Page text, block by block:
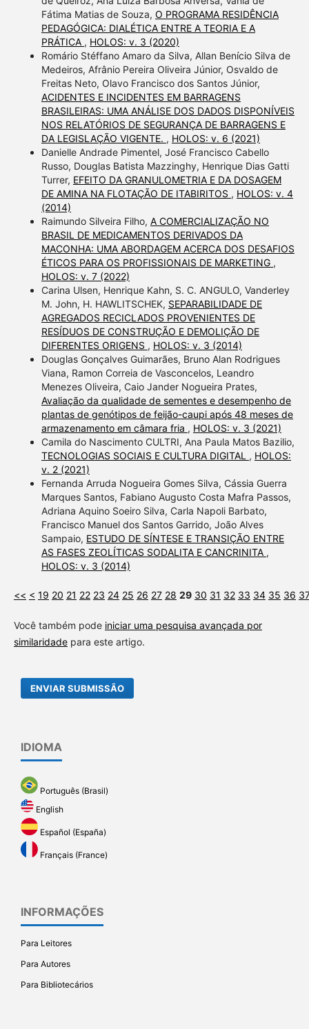
Fátima Matias de Souza, O PROGRAMA RESIDÊNCIA
PEDAGÓGICA: DIALÉTICA ENTRE A TEORIA E A
PRÁTICA , HOLOS: v. 3 (2020)
Romário Stéffano Amaro da Silva, Allan Benício Silva de
Medeiros, Afrânio Pereira Oliveira Júnior, Osvaldo de
Freitas Neto, Olavo Francisco dos Santos Júnior,
ACIDENTES E INCIDENTES EM BARRAGENS
BRASILEIRAS: UMA ANÁLISE DOS DADOS DISPONÍVEIS
NOS RELATÓRIOS DE SEGURANÇA DE BARRAGENS E
DA LEGISLAÇÃO VIGENTE. , HOLOS: v. 6 (2021)
Danielle Andrade Pimentel, José Francisco Cabello
Russo, Douglas Batista Mazzinghy, Henrique Dias Gatti
Turrer, EFEITO DA GRANULOMETRIA E DA DOSAGEM
DE AMINA NA FLOTAÇÃO DE ITABIRITOS , HOLOS: v. 4
(2014)
Raimundo Silveira Filho, A COMERCIALIZAÇÃO NO
BRASIL DE MEDICAMENTOS DERIVADOS DA
MACONHA: UMA ABORDAGEM ACERCA DOS DESAFIOS
ÉTICOS PARA OS PROFISSIONAIS DE MARKETING ,
HOLOS: v. 7 (2022)
Carina Ulsen, Henrique Kahn, S. C. ANGULO, Vanderley
M. John, H. HAWLITSCHEK, SEPARABILIDADE DE
AGREGADOS RECICLADOS PROVENIENTES DE
RESÍDUOS DE CONSTRUÇÃO E DEMOLIÇÃO DE
DIFERENTES ORIGENS , HOLOS: v. 3 (2014)
Douglas Gonçalves Guimarães, Bruno Alan Rodrigues
Viana, Ramon Correia de Vasconcelos, Leandro
Menezes Oliveira, Caio Jander Nogueira Prates,
Avaliação da qualidade de sementes e desempenho de
plantas de genótipos de feijão-caupi após 48 meses de
armazenamento em câmara fria , HOLOS: v. 3 (2021)
Camila do Nascimento CULTRI, Ana Paula Matos Bazilio,
TECNOLOGIAS SOCIAIS E CULTURA DIGITAL , HOLOS:
v. 2 (2021)
Fernanda Arruda Nogueira Gomes Silva, Cássia Guerra
Marques Santos, Fabiano Augusto Costa Mafra Passos,
Adriana Aquino Soeiro Silva, Carla Napoli Barbato,
Francisco Manuel dos Santos Garrido, João Alves
Sampaio, ESTUDO DE SÍNTESE E TRANSIÇÃO ENTRE
AS FASES ZEOLÍTICAS SODALITA E CANCRINITA ,
HOLOS: v. 3 (2014)
<< < 19 20 21 22 23 24 25 26 27 28 29 30 31 32 33 34 35 36
Você também pode iniciar uma pesquisa avançada por
similaridadepara este artigo.
ENVIAR SUBMISSÃO
IDIOMA
Português (Brasil)
English
Español (España)
Français (France)
INFORMAÇÕES
Para Leitores
Para Autores
Para Bibliotecários